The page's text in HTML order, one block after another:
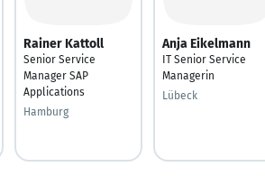
Rainer Kattoll
Senior Service
Manager SAP
Applications
Hamburg
Anja Eikelmann
IT Senior Service
Managerin
Lübeck